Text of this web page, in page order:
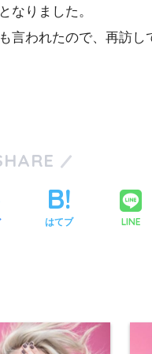
なりました。
言われたので、再訪し
はてブ LINE